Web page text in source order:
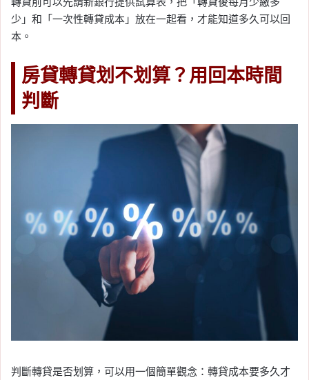
少」和「一次性轉貸成本」放在一起看，才能知道多久可以回
本。
房貸轉貸划不划算？用回本時間
判斷
判斷轉貸是否划算，可以用一個簡單觀念：轉貸成本要多久才